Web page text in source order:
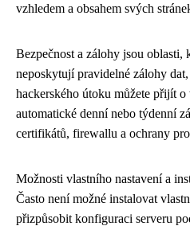
vzhledem a obsahem svých
Bezpečnost a zálohy jsou oblasti,
neposkytují pravidelné zálohy
hackerského útoku můžete přijít
automatické denní nebo týdenní
certifikátů, firewallu a ochrany
Možnosti vlastního nastavení a
Často není možné instalovat
přizpůsobit konfiguraci serveru